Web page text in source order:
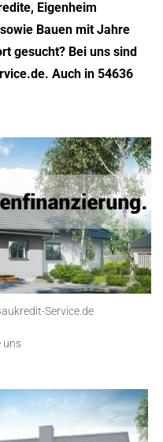
Eigenheim
Bauen mit Jahre
gesucht? Bei uns sind
Auch in 54636
Service.de
uns